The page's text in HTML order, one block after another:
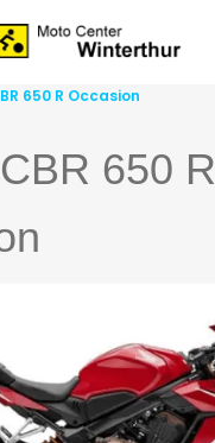
650 R Occasion
650 R